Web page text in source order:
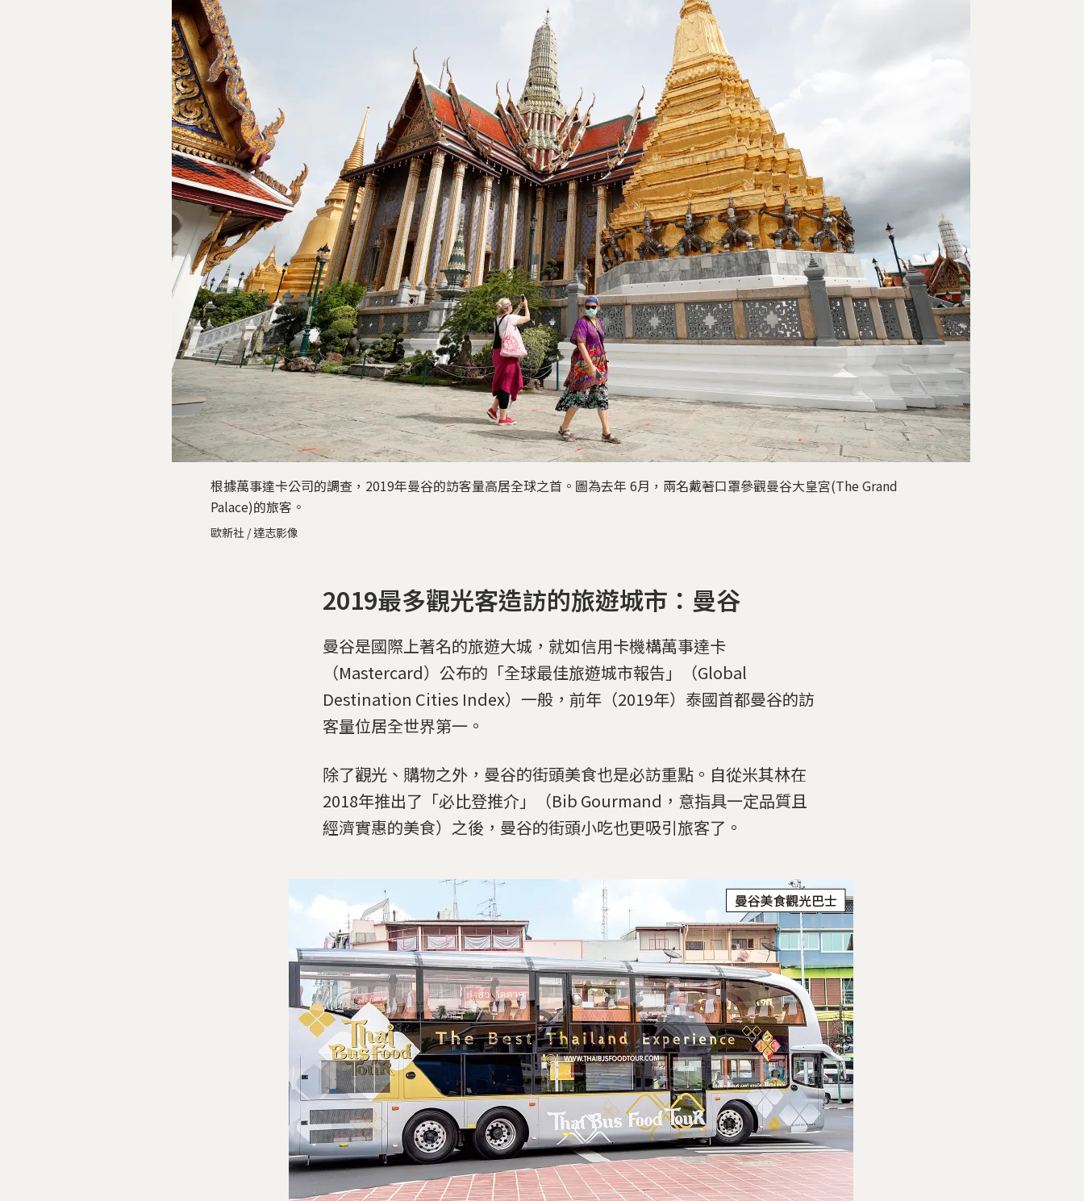
根據萬事達卡公司的調查，2019年曼谷的訪客量高居全球之首。圖為去年 6月，兩名戴著口罩參觀曼谷大皇宮(The Grand
Palace)的旅客。
歐新社 / 達志影像
2019最多觀光客造訪的旅遊城市：曼谷
曼谷是國際上著名的旅遊大城，就如信用卡機構萬事達卡
（Mastercard）公布的「全球最佳旅遊城市報告」（Global
Destination Cities Index）一般，前年（2019年）泰國首都曼谷的訪
客量位居全世界第一。
除了觀光、購物之外，曼谷的街頭美食也是必訪重點。自從米其林在
2018年推出了「必比登推介」（Bib Gourmand，意指具一定品質且
經濟實惠的美食）之後，曼谷的街頭小吃也更吸引旅客了。